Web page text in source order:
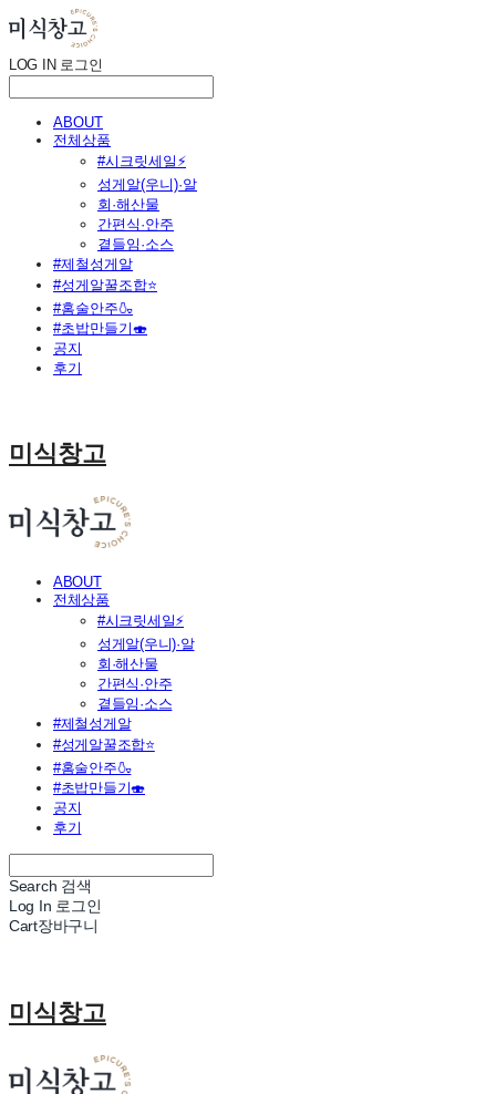
LOG IN 로그인
ABOUT
전체상품
#시크릿세일⚡
성게알(우니)·알
회·해산물
간편식·안주
곁들임·소스
#제철성게알
#성게알꿀조합⭐
#홈술안주🍶
#초밥만들기🍣
공지
후기
미식창고
ABOUT
전체상품
#시크릿세일⚡
성게알(우니)·알
회·해산물
간편식·안주
곁들임·소스
#제철성게알
#성게알꿀조합⭐
#홈술안주🍶
#초밥만들기🍣
공지
후기
Search 검색
Log In 로그인
Cart장바구니
미식창고